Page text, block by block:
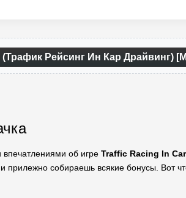
Рейсинг Ин Кар Драйвинг)
об игре Traffic Racing In
собираешь всякие бонусы. Вот